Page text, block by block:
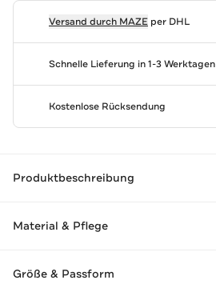
Versand durch MAZEper DHL
Schnelle Lieferung in 1-3 Werktagen
Kostenlose Rücksendung
Produktbeschreibung
Material & Pflege
Größe & Passform